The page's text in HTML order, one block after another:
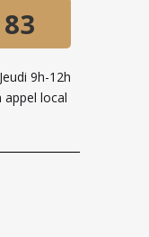
9h-12h
appel local